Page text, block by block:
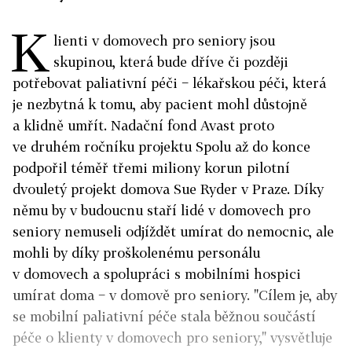
K lienti v domovech pro seniory jsou
skupinou, která bude dříve či později
potřebovat paliativní péči − lékařskou péči, která
je nezbytná k tomu, aby pacient mohl důstojně
a klidně umřít. Nadační fond Avast proto
ve druhém ročníku projektu Spolu až do konce
podpořil téměř třemi miliony korun pilotní
dvouletý projekt domova Sue Ryder v Praze. Díky
němu by v budoucnu staří lidé v domovech pro
seniory nemuseli odjíždět umírat do nemocnic, ale
mohli by díky proškolenému personálu
v domovech a spolupráci s mobilními hospici
umírat doma − v domově pro seniory. "Cílem je, aby
se mobilní paliativní péče stala běžnou součástí
péče o klienty v domovech pro seniory," vysvětluje